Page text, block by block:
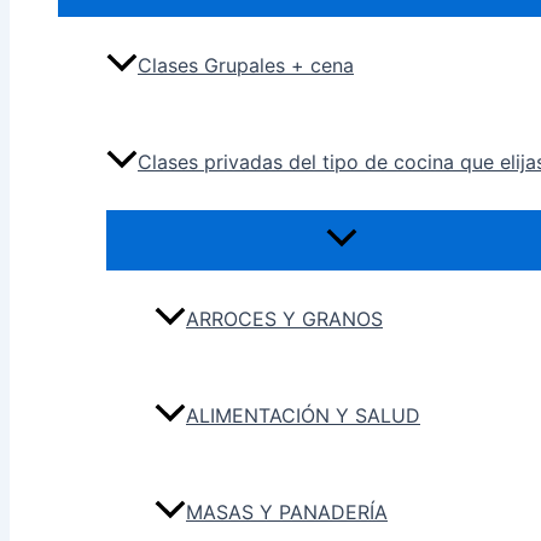
Clases Grupales + cena
Clases privadas del tipo de cocina que
ARROCES Y GRANOS
ALIMENTACIÓN Y SALUD
MASAS Y PANADERÍA